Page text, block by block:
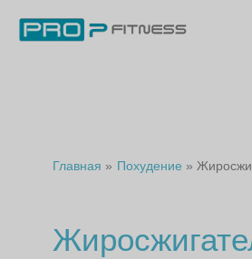
содержимому
Главная Похудение